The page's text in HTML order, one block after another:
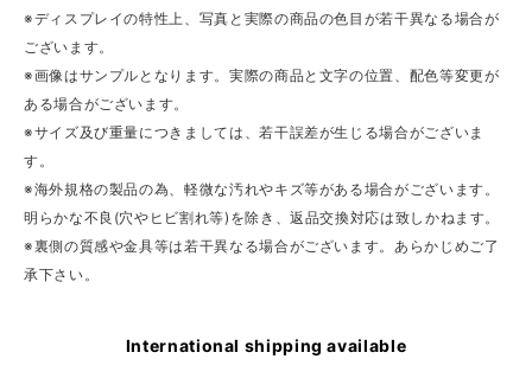
※ディスプレイの特性上、写真と実際の商品の色目が若干異なる場合が
ございます。
※画像はサンプルとなります。実際の商品と文字の位置、配色等変更が
ある場合がございます。
※サイズ及び重量につきましては、若干誤差が生じる場合がございま
す。
※海外規格の製品の為、軽微な汚れやキズ等がある場合がございます。
明らかな不良(穴やヒビ割れ等)を除き、返品交換対応は致しかねます。
※裏側の質感や金具等は若干異なる場合がございます。あらかじめご了
承下さい。
International shipping available